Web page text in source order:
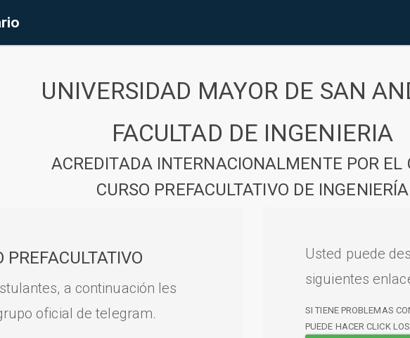
UNIVERSIDAD MAYOR DE SAN
FACULTAD DE INGENIERIA
ACREDITADA INTERNACIONALMENTE POR EL
CURSO PREFACULTATIVO DE INGENIERÍA
PREFACULTATIVO
a continuación les
oficial de telegram.
Usted puede
siguientes
SI TIENE PROBLEMAS
PUEDE HACER CLICK